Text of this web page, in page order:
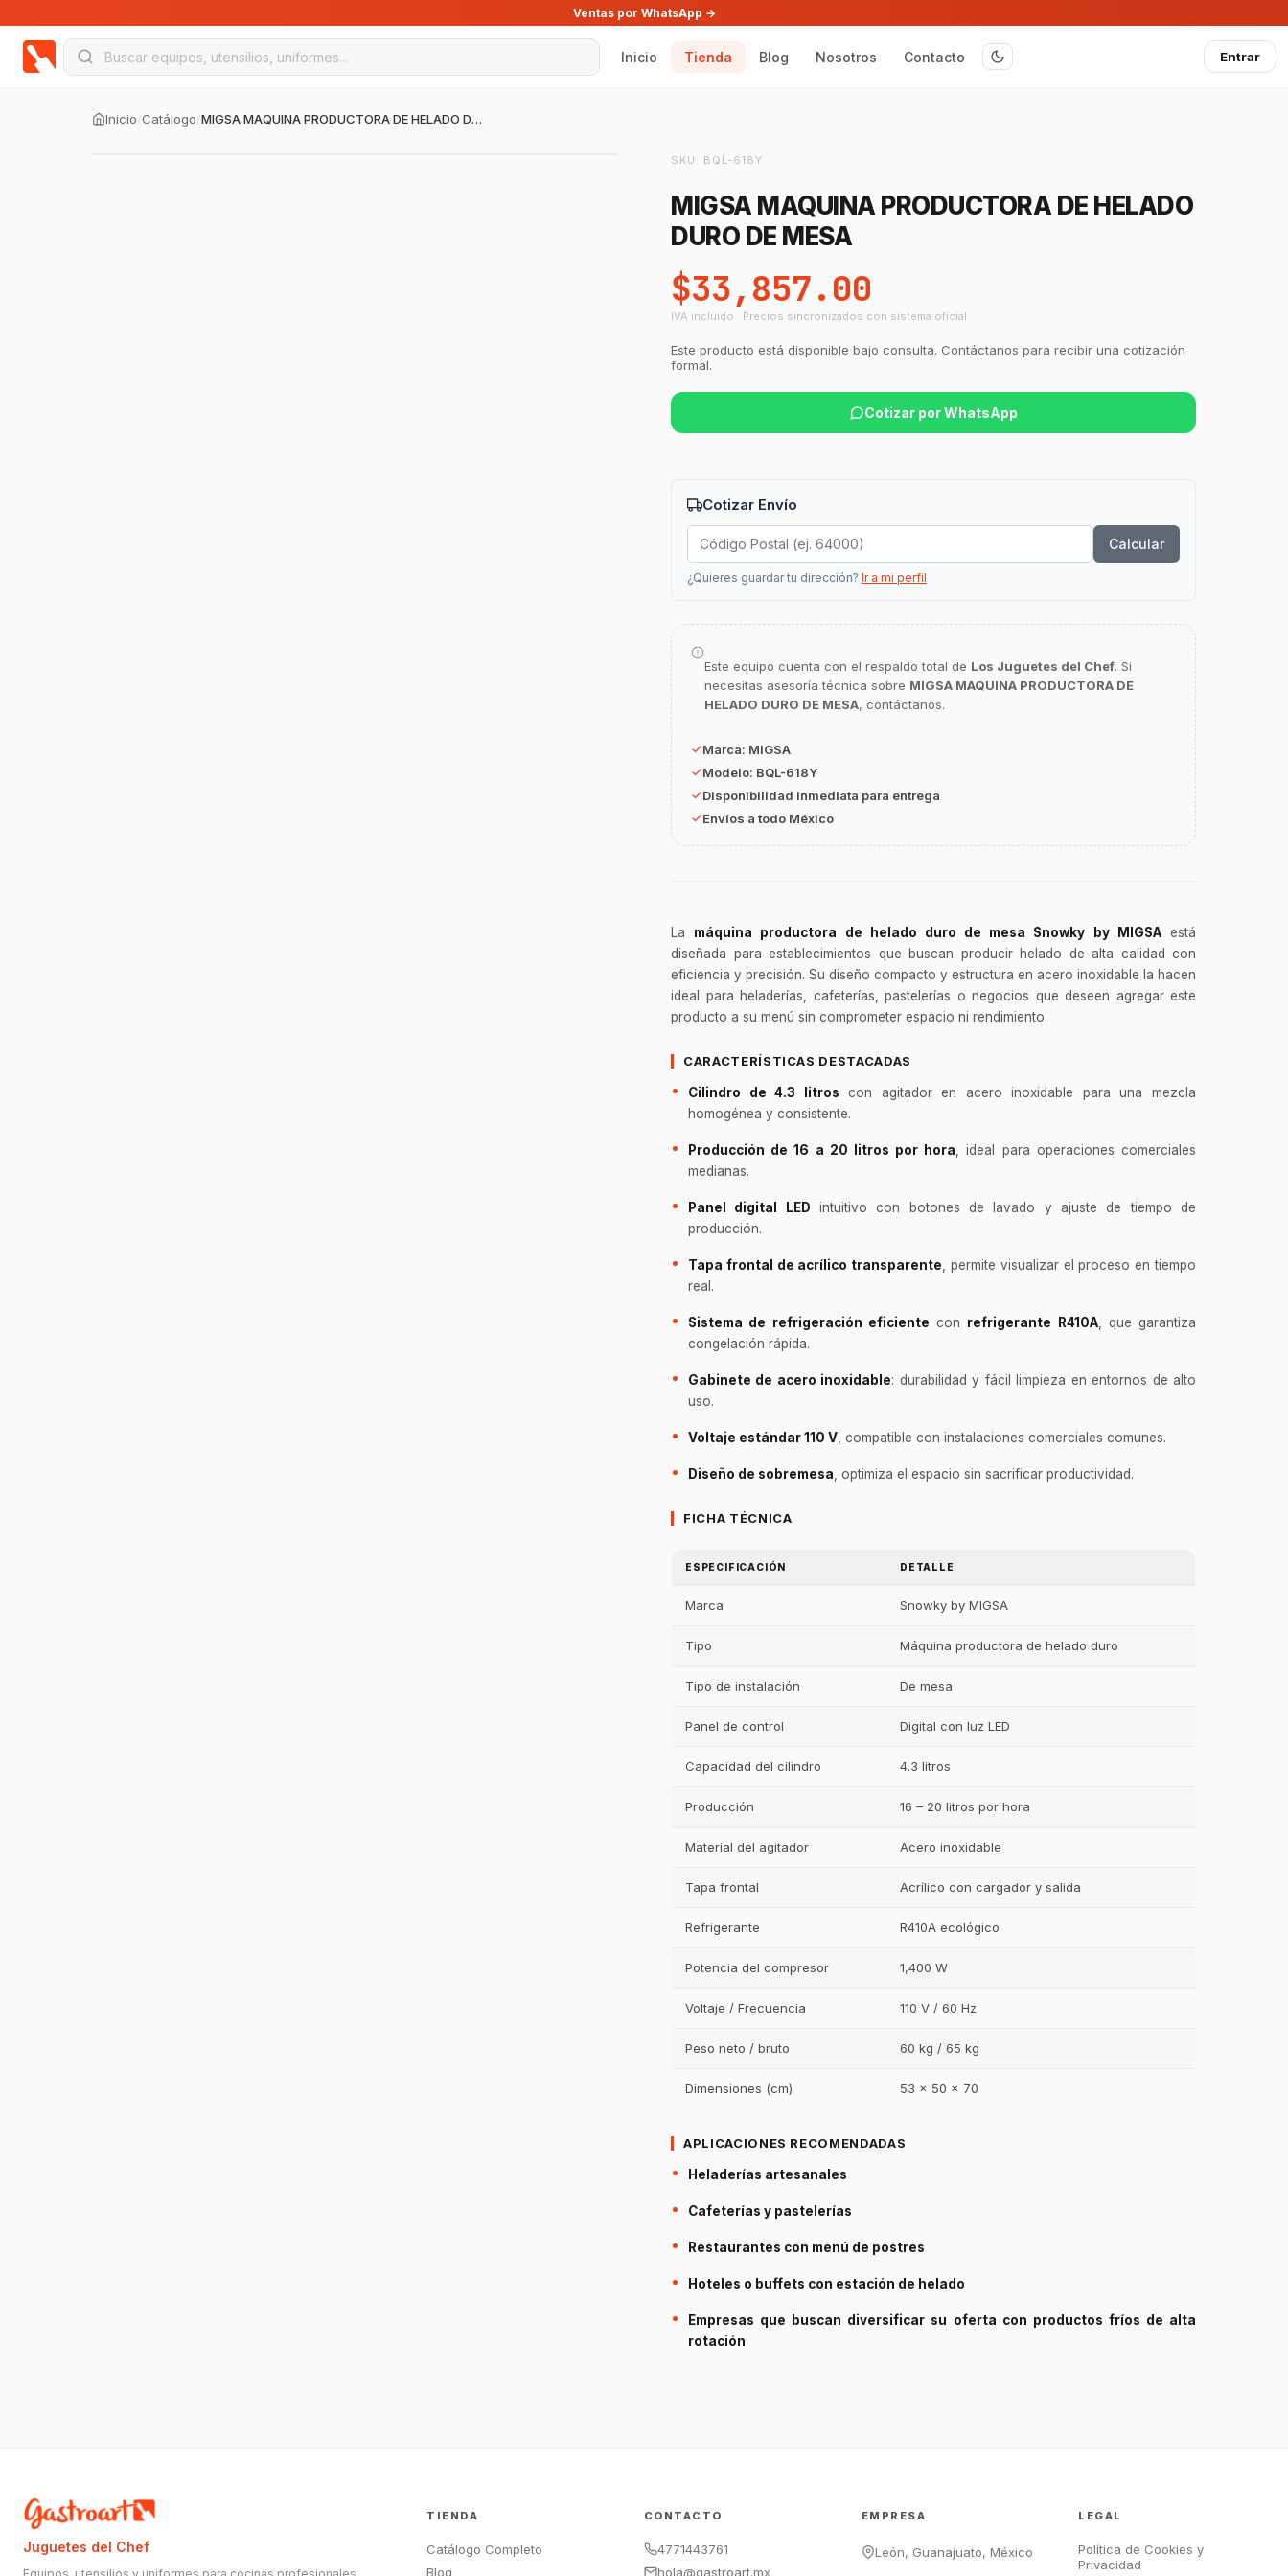
Ventas por WhatsApp →
Inicio Tienda Blog Nosotros Contacto Entrar
Inicio/Catálogo/ MIGSA MAQUINA PRODUCTORA DE HELADO DURO DE MESA
SKU: BQL-618Y
MIGSA MAQUINA PRODUCTORA DE HELADO
DURO DE MESA
$33,857.00
IVA incluido · Precios sincronizados con sistema oficial
Este producto está disponible bajo consulta. Contáctanos para recibir una cotización
formal.
Cotizar por WhatsApp
Cotizar Envío
Calcular
¿Quieres guardar tu dirección? Ir a mi perfil
Este equipo cuenta con el respaldo total de Los Juguetes del Chef. Si
necesitas asesoría técnica sobre MIGSA MAQUINA PRODUCTORA DE
HELADO DURO DE MESA, contáctanos.
Marca: MIGSA
Modelo: BQL-618Y
Disponibilidad inmediata para entrega
Envíos a todo México
La máquina productora de helado duro de mesa Snowky by MIGSAestá
diseñada para establecimientos que buscan producir helado de alta calidad con
eficiencia y precisión. Su diseño compacto y estructura en acero inoxidable la hacen
ideal para heladerías, cafeterías, pastelerías o negocios que deseen agregar este
producto a su menú sin comprometer espacio ni rendimiento.
CARACTERÍSTICAS DESTACADAS
Cilindro de 4.3 litros con agitador en acero inoxidable para una mezcla
homogénea y consistente.
Producción de 16 a 20 litros por hora , ideal para operaciones comerciales
medianas.
Panel digital LED intuitivo con botones de lavado y ajuste de tiempo de
producción.
Tapa frontal de acrílico transparente , permite visualizar el proceso en tiempo
real.
Sistema de refrigeración eficiente con refrigerante R410A, que garantiza
congelación rápida.
Gabinete de acero inoxidable: durabilidad y fácil limpieza en entornos de alto
uso.
Voltaje estándar 110 V , compatible con instalaciones comerciales comunes.
Diseño de sobremesa , optimiza el espacio sin sacrificar productividad.
FICHA TÉCNICA
ESPECIFICACIÓN DETALLE
Marca Snowky by MIGSA
Tipo Máquina productora de helado duro
Tipo de instalación De mesa
Panel de control Digital con luz LED
Capacidad del cilindro 4.3 litros
Producción 16 – 20 litros por hora
Material del agitador Acero inoxidable
Tapa frontal Acrílico con cargador y salida
Refrigerante R410A ecológico
Potencia del compresor 1,400 W
Voltaje / Frecuencia 110 V / 60 Hz
Peso neto / bruto 60 kg / 65 kg
Dimensiones (cm) 53 x 50 x 70
APLICACIONES RECOMENDADAS
Heladerías artesanales
Cafeterías y pastelerías
Restaurantes con menú de postres
Hoteles o buffets con estación de helado
Empresas que buscan diversificar su oferta con productos fríos de alta
rotación
Métodos de envío y entrega
Ver sucursales y contacto
Juguetes del Chef
TIENDA
Catálogo Completo
Blog
CONTACTO
4771443761
hola@gastroart.mx
EMPRESA
León, Guanajuato, México
LEGAL
Política de Cookies y
Privacidad